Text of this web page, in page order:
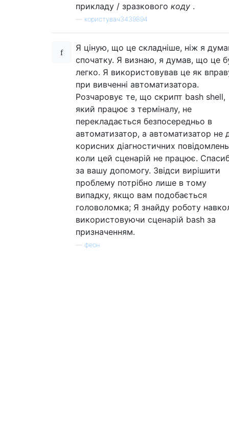
прикладу / зразкового коду .
користувач3439894
Я ціную, що це складніше, ніж я
спочатку. Я визнаю, я думав, що це
легко. Я використовував це як
при вивченні автоматизатора.
Розчаровує те, що скрипт bash shell,
який працює з терміналу, не
перекладається безпосередньо в
автоматизатор, а автоматизатор не
корисних діагностичних
коли цей сценарій не працює.
за вашу допомогу. Звідси вирішити
проблему потрібно лише в тому
випадку, якщо вам подобається
головоломка; Я знайду роботу
використовуючи сценарій bash за
призначенням.
феон